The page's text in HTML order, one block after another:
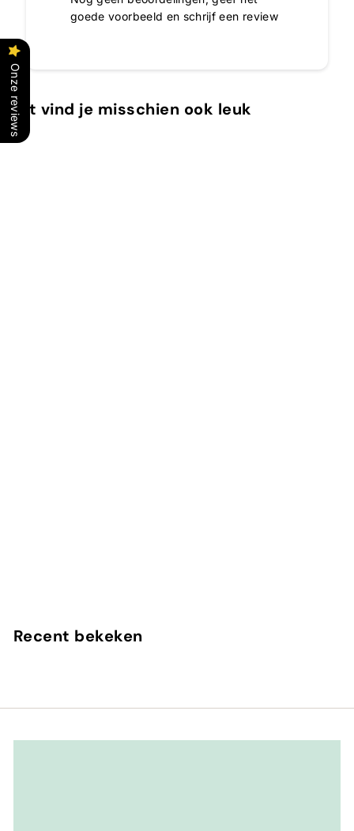
goede voorbeeld en schrijf een review
Dit vind je misschien ook leuk
Recent bekeken
Onze reviews